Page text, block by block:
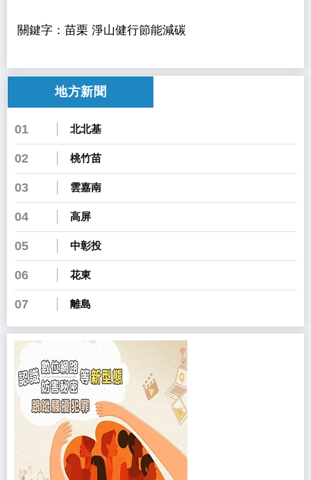
關鍵字：苗栗 淨山健行節能減碳
地方新聞
01 北北基
02 桃竹苗
03 雲嘉南
04 高屏
05 中彰投
06 花東
07 離島